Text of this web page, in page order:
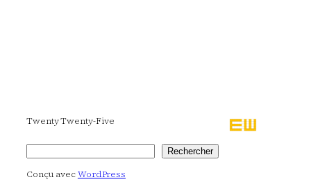
Twenty Twenty-Five
Rechercher
Conçu avecWordPress